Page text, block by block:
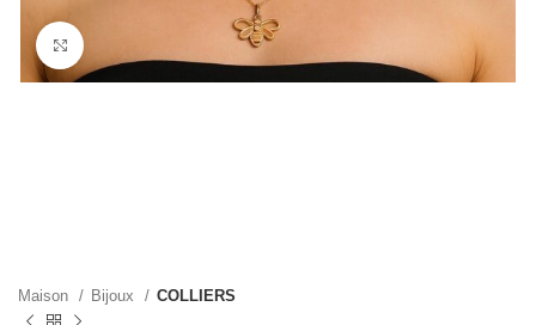
Cliquez pour agrandir
Maison Bijoux COLLIERS